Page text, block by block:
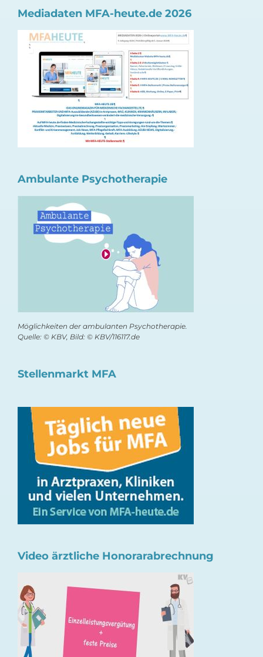
Mediadaten MFA-heute.de 2026
Ambulante Psychotherapie
Möglichkeiten der ambulanten Psychotherapie.
Quelle: © KBV, Bild: © KBV/116117.de
Stellenmarkt MFA
Video ärztliche Honorarabrechnung